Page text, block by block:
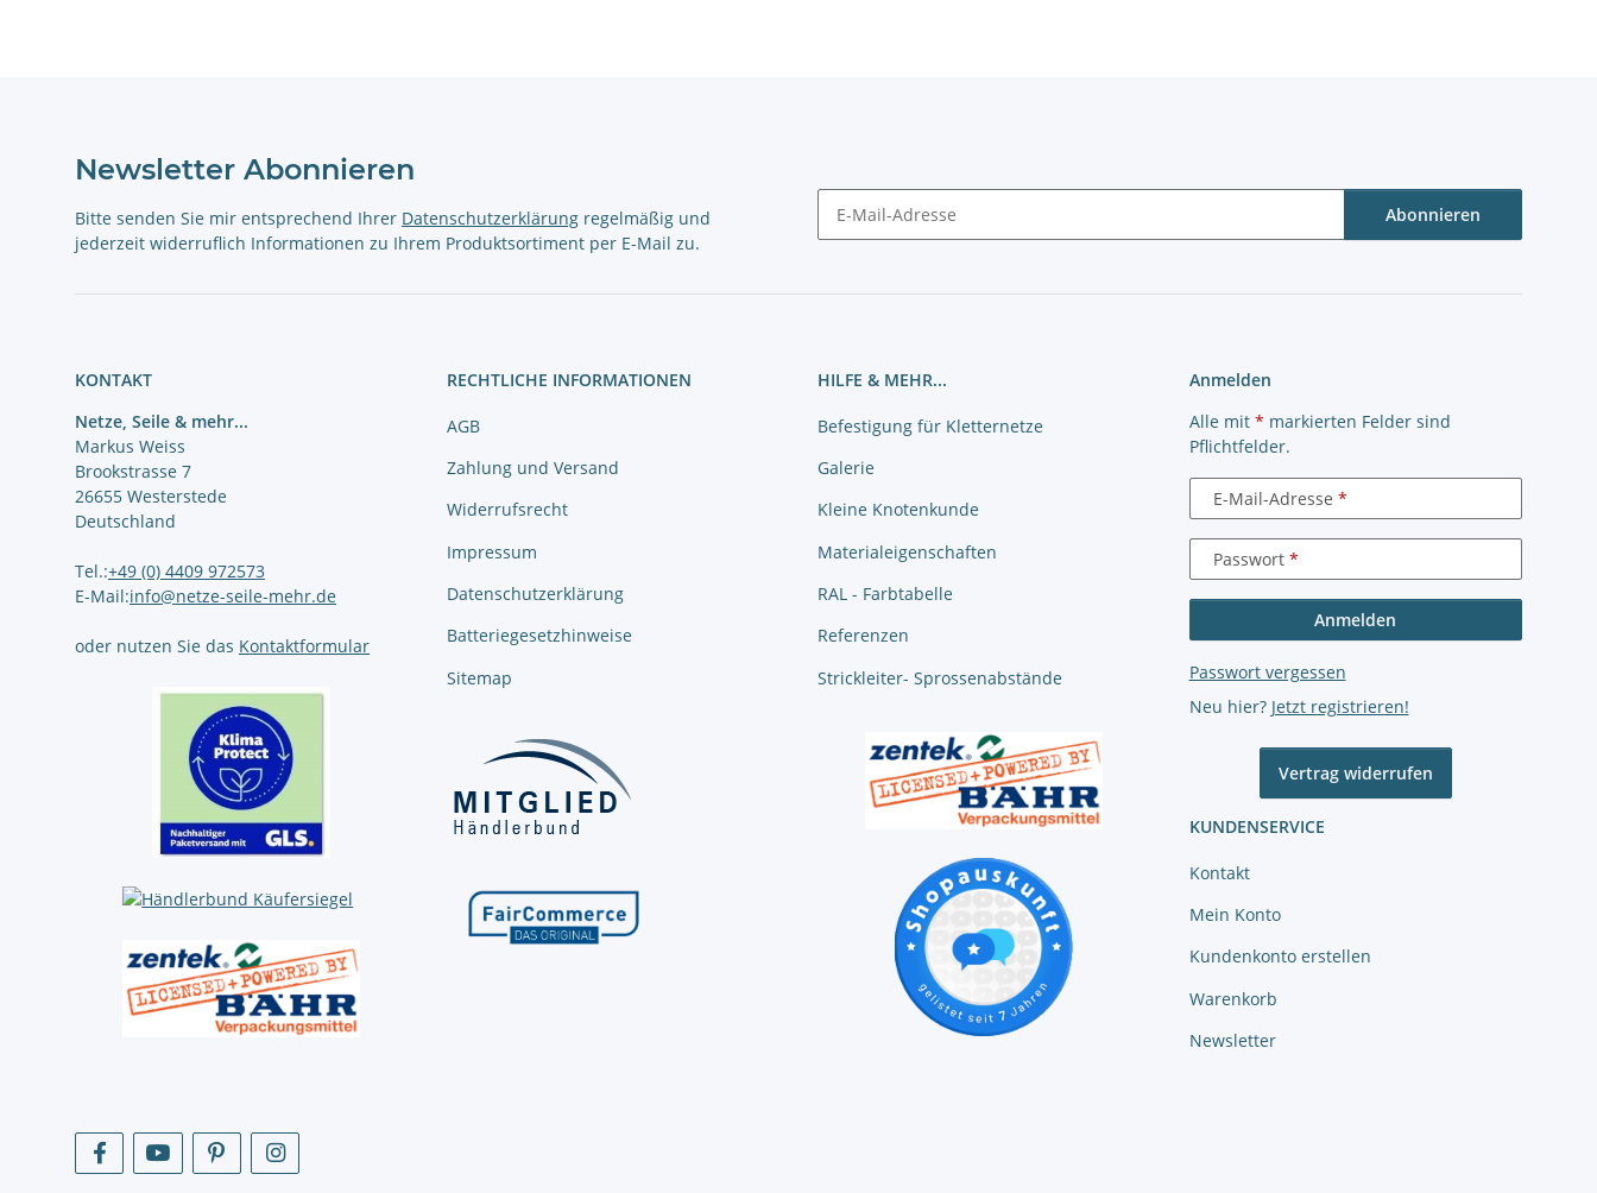
Newsletter Abonnieren
Bitte senden Sie mir entsprechend Ihrer Datenschutzerklärung regelmäßig und
jederzeit widerruflich Informationen zu Ihrem Produktsortiment per E-Mail zu.
Abonnieren
KONTAKT
Netze, Seile & mehr...
Markus Weiss
Brookstrasse 7
26655 Westerstede
Deutschland
Tel.:+49 (0) 4409 972573
E-Mail:info@netze-seile-mehr.de
oder nutzen Sie das Kontaktformular
RECHTLICHE INFORMATIONEN
AGB
Zahlung und Versand
Widerrufsrecht
Impressum
Datenschutzerklärung
Batteriegesetzhinweise
Sitemap
HILFE & MEHR...
Befestigung für Kletternetze
Galerie
Kleine Knotenkunde
Materialeigenschaften
RAL - Farbtabelle
Referenzen
Strickleiter- Sprossenabstände
Anmelden
Alle mit * markierten Felder sind
Pflichtfelder.
E-Mail-Adresse
Passwort
Anmelden
Passwort vergessen
Neu hier? Jetzt registrieren!
Vertrag widerrufen
KUNDENSERVICE
Kontakt
Mein Konto
Kundenkonto erstellen
Warenkorb
Newsletter